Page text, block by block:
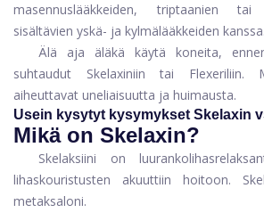
masennuslääkkeiden, triptaanien tai
sisältävien yskä- ja kylmälääkkeiden kanssa.
Älä aja äläkä käytä koneita,
suhtaudut Skelaxiniin tai Flexeriliin.
aiheuttavat uneliaisuutta ja huimausta.
Usein kysytyt kysymykset Skelaxin
Mikä on Skelaxin?
Skelaksiini on
lihaskouristusten akuuttiin hoitoon.
metaksaloni.